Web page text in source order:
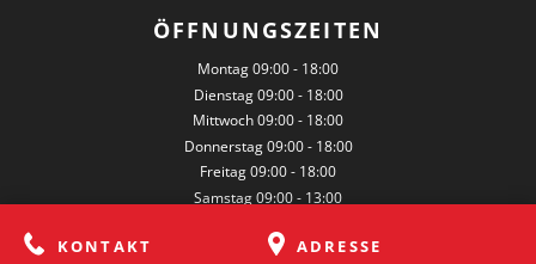
KONTAKT ADRESSE
ÖFFNUNGSZEITEN
Montag09:00 - 18:00
Dienstag 09:00 - 18:00
Mittwoch09:00 - 18:00
Donnerstag 09:00 - 18:00
Freitag09:00 - 18:00
Samstag09:00 - 13:00